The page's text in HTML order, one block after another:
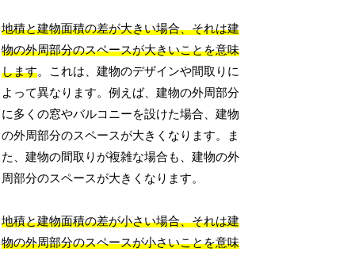
地積と建物面積の差が大きい場合、それは建
物の外周部分のスペースが大きいことを意味
します。これは、建物のデザインや間取りに
よって異なります。例えば、建物の外周部分
に多くの窓やバルコニーを設けた場合、建物
の外周部分のスペースが大きくなります。ま
た、建物の間取りが複雑な場合も、建物の外
周部分のスペースが大きくなります。
地積と建物面積の差が小さい場合、それは建
物の外周部分のスペースが小さいことを意味